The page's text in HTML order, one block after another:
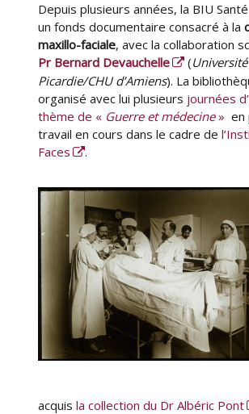
n
«
F
a
c
e
à
»
t
e
u
r
b
l
i
é
l
e
Depuis plusieurs années, la BIU
un fonds documentaire consacré à la
maxillo-faciale, avec la collaboration
Pr Bernard Devauchelle
(
Picardie/CHU d’Amiens). La
organisé avec lui plusieurs journées
thème de « Guerre et médecine» en
travail en cours dans le cadre de
Faces
.
acquisla collection du Dr Albéric Pont